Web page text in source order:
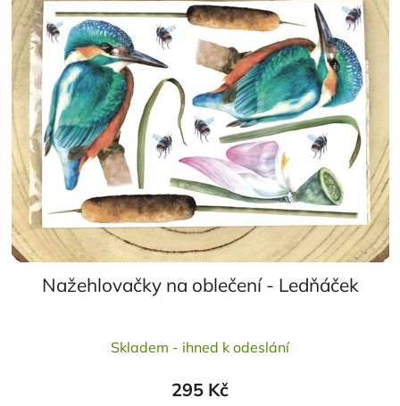
Nažehlovačky na oblečení - Ledňáček
hodnocení
je
Skladem - ihned k odeslání
295 Kč